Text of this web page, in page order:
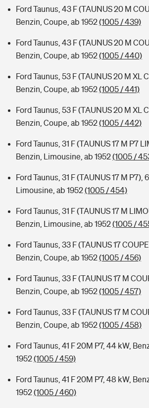
Ford Taunus, 43 F (TAUNUS 20 M
Benzin, Coupe, ab 1952(1005 / 439)
Ford Taunus, 43 F (TAUNUS 20 M
Benzin, Coupe, ab 1952(1005 / 440)
Ford Taunus, 53 F (TAUNUS 20 M XL
Benzin, Coupe, ab 1952(1005 / 441)
Ford Taunus, 53 F (TAUNUS 20 M XL
Benzin, Coupe, ab 1952(1005 / 442)
Ford Taunus, 31 F (TAUNUS 17 M P7
Benzin, Limousine, ab 1952(1005 /
Ford Taunus, 31 F (TAUNUS 17 M P7),
Limousine, ab 1952(1005 / 454)
Ford Taunus, 31 F (TAUNUS 17 M
Benzin, Limousine, ab 1952(1005 /
Ford Taunus, 33 F (TAUNUS 17
Benzin, Coupe, ab 1952(1005 / 456)
Ford Taunus, 33 F (TAUNUS 17 M
Benzin, Coupe, ab 1952(1005 / 457)
Ford Taunus, 33 F (TAUNUS 17 M
Benzin, Coupe, ab 1952(1005 / 458)
Ford Taunus, 41 F 20M P7, 44 kW,
1952(1005 / 459)
Ford Taunus, 41 F 20M P7, 48 kW,
1952(1005 / 460)